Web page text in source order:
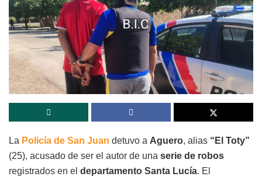
La Policía de San Juan detuvo a Aguero, alias “El Toty”
(25), acusado de ser el autor de una serie de robos
registrados en el departamento Santa Lucía. El